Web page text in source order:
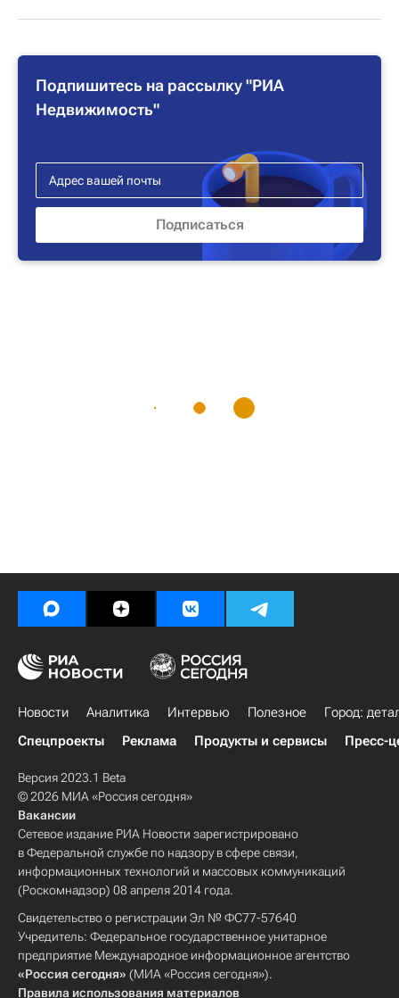
Подпишитесь на рассылку "РИА
Недвижимость"
Новости Аналитика Интервью Полезное
Город:
Спецпроекты
Реклама Продукты и сервисы Пресс-
Версия 2023.1 Beta
© 2026 МИА «Россия сегодня»
Вакансии
Сетевое издание РИА Новости зарегистрировано
в Федеральной службе по надзору в сфере связи,
информационных технологий и массовых коммуникаций
(Роскомнадзор) 08 апреля 2014 года.
Свидетельство о регистрации Эл № ФС77-57640
Учредитель: Федеральное государственное унитарное
предприятие Международное информационное агентство
«Россия сегодня» (МИА «Россия сегодня»).
Правила использования материалов